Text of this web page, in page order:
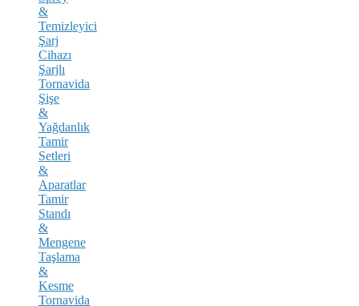
&
Temizleyici
Şarj
Cihazı
Şarjlı
Tornavida
Şişe
&
Yağdanlık
Tamir
Setleri
&
Aparatlar
Tamir
Standı
&
Mengene
Taşlama
&
Kesme
Tornavida